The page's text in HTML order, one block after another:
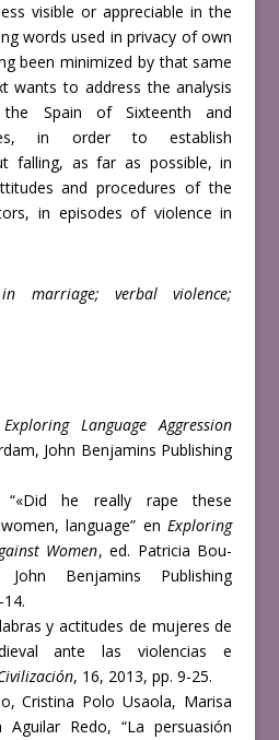
visible or appreciable in the
words used in privacy of own
been minimized by that same
wants to address the analysis
Spain of Sixteenth and
in order to establish
falling, as far as possible, in
and procedures of the
in episodes of violence in
marriage; verbal violence;
Exploring Language Aggression
John Benjamins Publishing
“«Did he really rape these
language” enExploring
Women, ed. Patricia Bou-
John Benjamins Publishing
y actitudes de mujeres de
ante las violencias e
, 16, 2013, pp. 9-25.
Cristina Polo Usaola, Marisa
Redo, “La persuasión